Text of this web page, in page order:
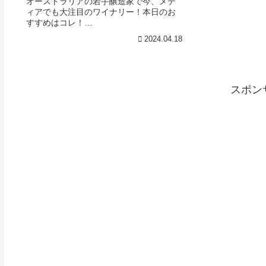
ィアでも大注目のワイナリー！本日のお
すすめはコレ！
──────────────────────────
─────■ヴィンデン エクスペリメント ポ
2024.04.18
スポン